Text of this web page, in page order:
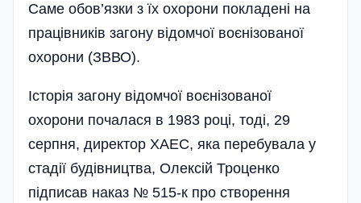
Саме обов’язки з їх охорони покладені на
працівників загону відомчої воєнізованої
охорони (ЗВВО).
Історія загону відомчої воєнізованої
охорони почалася в 1983 році, тоді, 29
серпня, директор ХАЕС, яка перебувала у
стадії будівництва, Олексій Троценко
підписав наказ № 515-к про створення